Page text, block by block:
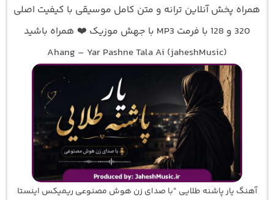
همراه پخش آنلاین ترانه و متن کامل موسیقی با کیفیت اصلی
320 و 128 با فرمت MP3 با جهش موزیک ❤️ همراه باشید
Ahang – Yar Pashne Tala Ai (jaheshMusic)
آهنگ یار پاشنه طلایی “با صدای زن هوش مصنوعی ریمیکس اینستا